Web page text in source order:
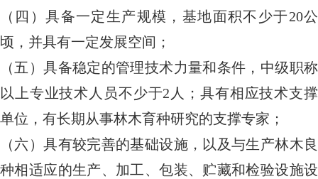
（四）具备一定生产规模，基地面积不少于20公
顷，并具有一定发展空间；
（五）具备稳定的管理技术力量和条件，中级职称
以上专业技术人员不少于2人；具有相应技术支撑
单位，有长期从事林木育种研究的支撑专家；
（六）具有较完善的基础设施，以及与生产林木良
种相适应的生产、加工、包装、贮藏和检验设施设